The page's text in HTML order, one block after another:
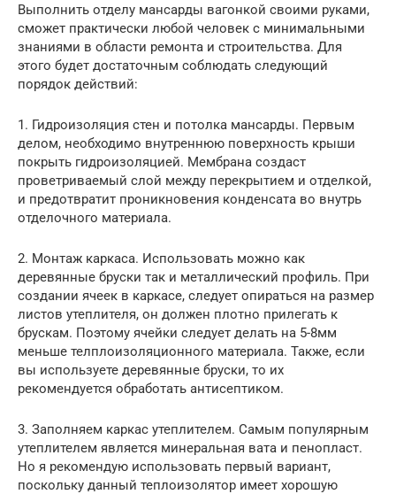
Выполнить отделу мансарды вагонкой своими руками,
сможет практически любой человек с минимальными
знаниями в области ремонта и строительства. Для
этого будет достаточным соблюдать следующий
порядок действий:
1. Гидроизоляция стен и потолка мансарды. Первым
делом, необходимо внутреннюю поверхность крыши
покрыть гидроизоляцией. Мембрана создаст
проветриваемый слой между перекрытием и отделкой,
и предотвратит проникновения конденсата во внутрь
отделочного материала.
2. Монтаж каркаса. Использовать можно как
деревянные бруски так и металлический профиль. При
создании ячеек в каркасе, следует опираться на размер
листов утеплителя, он должен плотно прилегать к
брускам. Поэтому ячейки следует делать на 5-8мм
меньше телплоизоляционного материала. Также, если
вы используете деревянные бруски, то их
рекомендуется обработать антисептиком.
3. Заполняем каркас утеплителем. Самым популярным
утеплителем является минеральная вата и пенопласт.
Но я рекомендую использовать первый вариант,
поскольку данный теплоизолятор имеет хорошую